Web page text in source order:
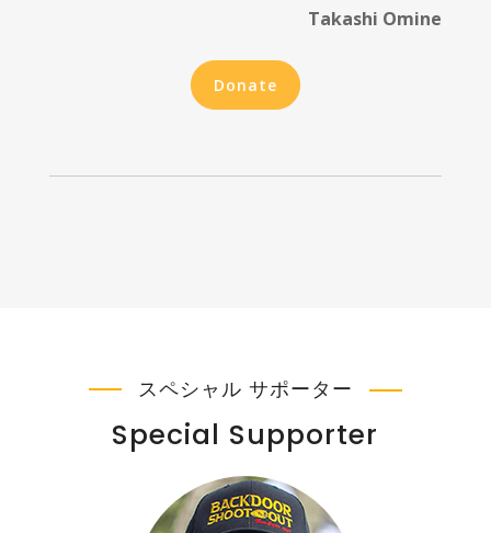
Takashi Omine
Donate
スペシャル サポーター
Special Supporter